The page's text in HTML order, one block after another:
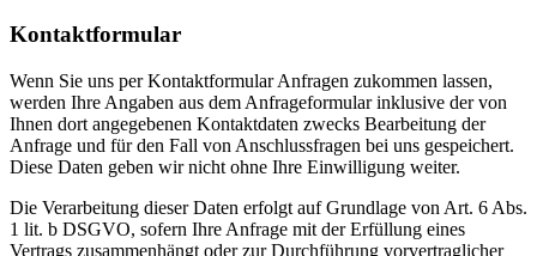
Kontaktformular
Wenn Sie uns per Kontaktformular Anfragen zukommen lassen,
werden Ihre Angaben aus dem Anfrageformular inklusive der von
Ihnen dort angegebenen Kontaktdaten zwecks Bearbeitung der
Anfrage und für den Fall von Anschlussfragen bei uns gespeichert.
Diese Daten geben wir nicht ohne Ihre Einwilligung weiter.
Die Verarbeitung dieser Daten erfolgt auf Grundlage von Art. 6 Abs.
1 lit. b DSGVO, sofern Ihre Anfrage mit der Erfüllung eines
Vertrags zusammenhängt oder zur Durchführung vorvertraglicher